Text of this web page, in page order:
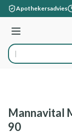
Ga naar de inhoud
Apothekersadvies
Menu
Product, merk,
Mannavital
90